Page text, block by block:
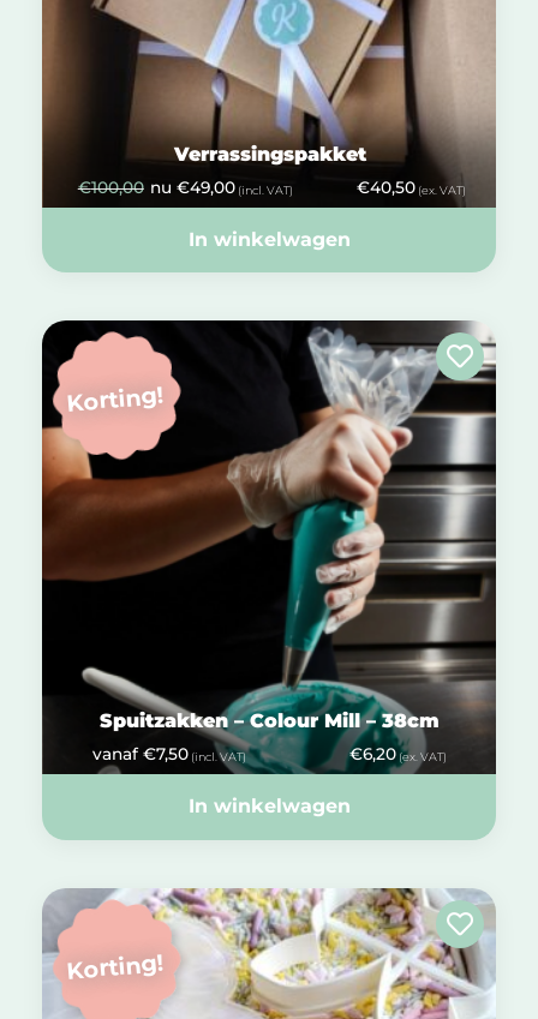
Verrassingspakket
€100,00 nu €49,00(incl. VAT) €40,50 (ex. VAT)
In winkelwagen
Korting!
Spuitzakken – Colour Mill – 38cm
vanaf €7,50 (incl. VAT) €6,20 (ex. VAT)
In winkelwagen
Korting!